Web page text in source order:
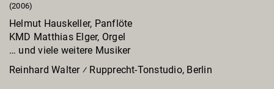
(2006)
Helmut Hauskeller, Panflöte
KMD Matthias Elger, Orgel
… und viele weitere Musiker
Reinhard Walter ⁄ Rupprecht-Tonstudio, Berlin